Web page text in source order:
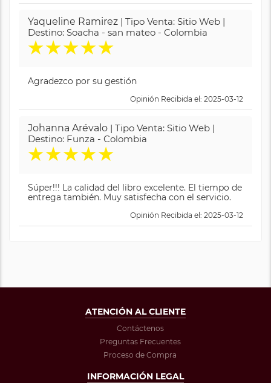
Yaqueline Ramirez | Tipo Venta: Sitio Web |
Destino: Soacha - san mateo - Colombia
★★★★★
Agradezco por su gestión
Opinión Recibida el: 2025-03-12
Johanna Arévalo | Tipo Venta: Sitio Web |
Destino: Funza - Colombia
★★★★★
Súper!!! La calidad del libro excelente. El tiempo de
entrega también. Muy satisfecha con el servicio.
Opinión Recibida el: 2025-03-12
ATENCIÓN AL CLIENTE
Contáctenos
Preguntas Frecuentes
Proceso de Compra
INFORMACIÓN LEGAL